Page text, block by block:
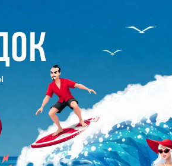
обучение
143 – Разработана студией Bonnie&Slide
- РАЗРАБОТАНА